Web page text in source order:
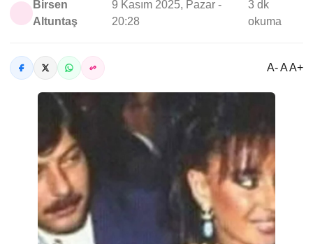
Birsen
Altuntaş
9 Kasım 2025, Pazar -
20:28
3 dk
okuma
A- A A+